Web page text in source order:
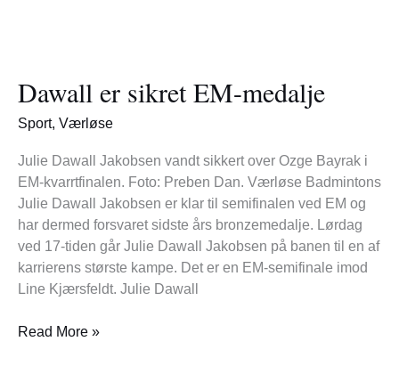
Dawall er sikret EM-medalje
Sport, Værløse
Julie Dawall Jakobsen vandt sikkert over Ozge Bayrak i
EM-kvarrtfinalen. Foto: Preben Dan. Værløse Badmintons
Julie Dawall Jakobsen er klar til semifinalen ved EM og
har dermed forsvaret sidste års bronzemedalje. Lørdag
ved 17-tiden går Julie Dawall Jakobsen på banen til en af
karrierens største kampe. Det er en EM-semifinale imod
Line Kjærsfeldt. Julie Dawall
sikret
EM-
medalje
Read More »